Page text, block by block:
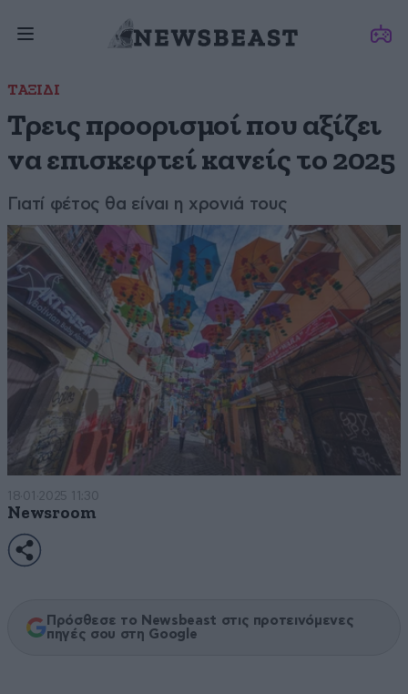
ΤΑΞΙΔΙ
Τρεις προορισμοί που αξίζει
να επισκεφτεί κανείς το 2025
Γιατί φέτος θα είναι η χρονιά τους
18·01·2025 11:30
Newsroom
Πρόσθεσε το Newsbeast στις προτεινόμενες
πηγές σου στη Google